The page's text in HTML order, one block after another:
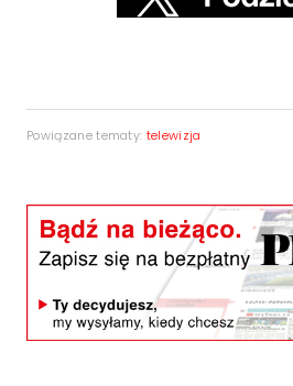
Powiązane tematy: telewizja